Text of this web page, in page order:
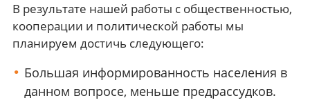
В результате нашей работы с общественностью,
кооперации и политической работы мы
планируем достичь следующего:
Большая информированность населения в
данном вопросе, меньше предрассудков.